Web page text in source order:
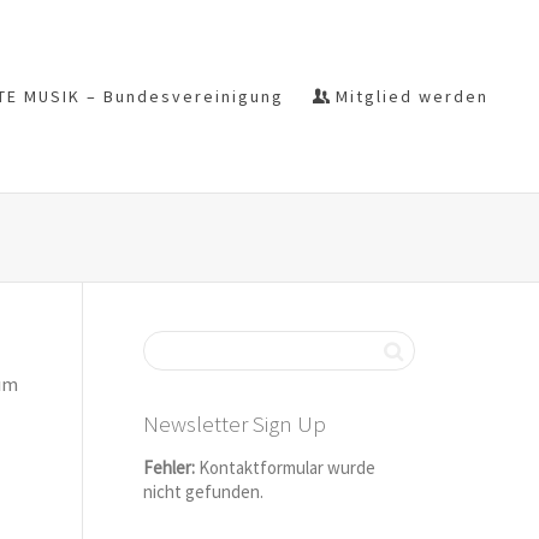
MUSIK – Bundesvereinigung Mitglied werden
Newsletter Sign Up
Fehler:Kontaktformular wurde
nicht gefunden.